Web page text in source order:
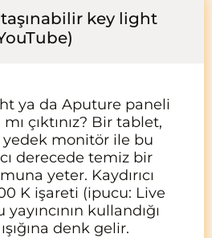
taşınabilir key light
ya da Aputure paneli
çıktınız? Bir tablet,
monitör ile bu
derecede temiz bir
yeter. Kaydırıcı
K işareti (ipucu: Live
kullandığı
denk gelir.